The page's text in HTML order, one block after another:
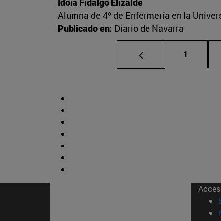
Idoia Fidalgo Elizalde
Alumna de 4º de Enfermería en la
Publicado en: Diario de Navarra
Página
1